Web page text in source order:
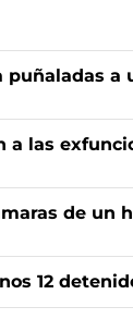
a
las
de un
12